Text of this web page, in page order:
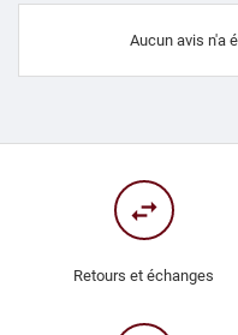
Aucun avis n'a
swap_horiz
Retours et échanges